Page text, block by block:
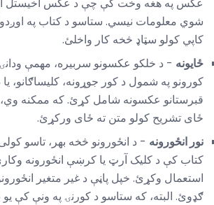
شوي معلومات نیسي. ستاسو د کتاب په
کاپي کولو سټاډ څخه کار واخلئ.
ځایونه - د خلکو عکسونو سربیره، مهمې ودانۍ
کورونو په شمول د کور جوړونه، کلیساګانو،
قبرستانو عکسونه شامل کړئ. که ممکنه
ځای تشریح کولو متن ته ځای ورکړئ.
نور انځورونه - د انځورونو څخه بهر، تاسو
کتاب کې د کلیک آرټ یا کرښې انځورونه
استعمال وکړئ. خپل پاڼې د غیر متغیر
ګډوئ. البته، که ستاسو د کورنۍ په ونې کې